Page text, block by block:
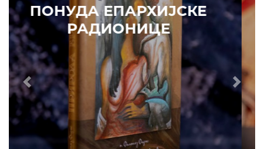
ПОНУДА ЕПАРХИЈСКЕ
РАДИОНИЦЕ
Prethodni